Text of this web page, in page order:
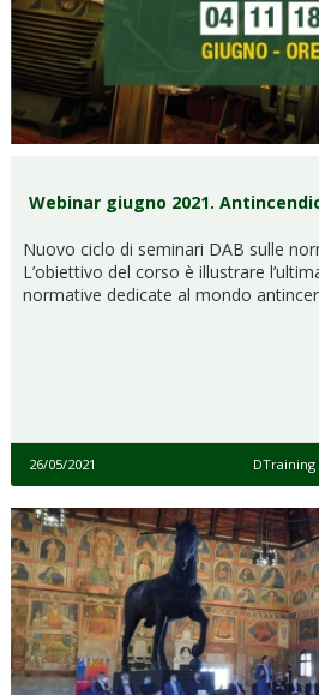
Webinar giugno 2021.
Nuovo ciclo di seminari DAB sulle
L’obiettivo del corso è illustrare
normative dedicate al mondo
26/05/2021 DTraining